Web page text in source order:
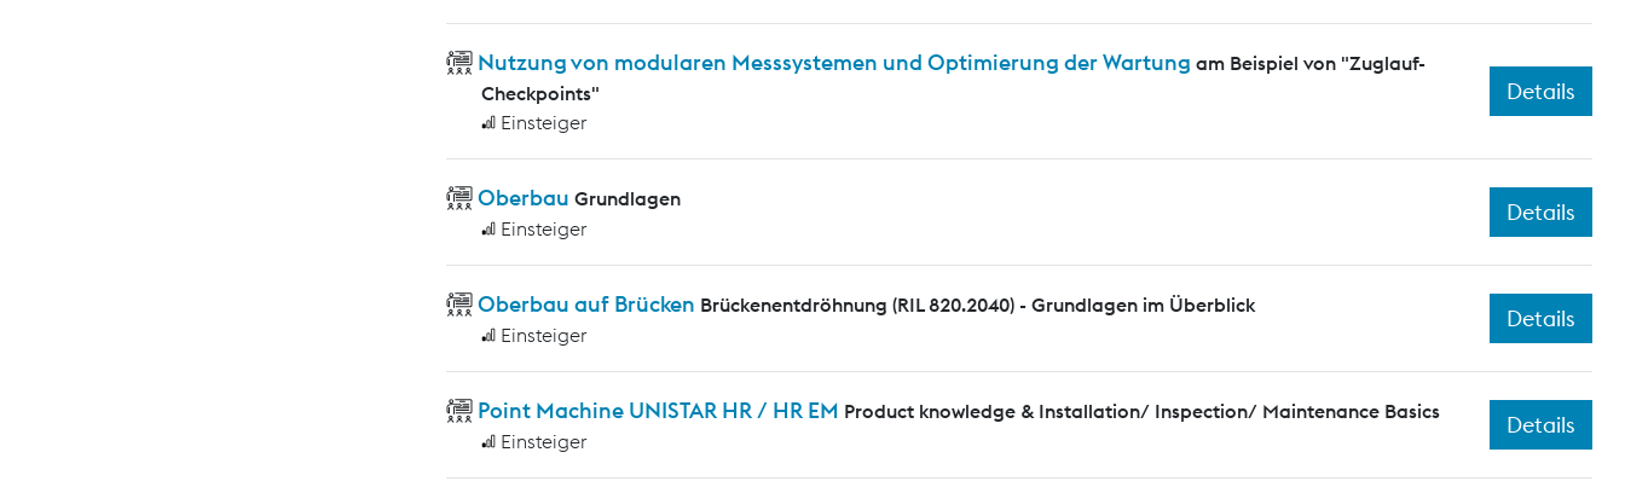
Nutzung von modularen Messsystemen und Optimierung der Wartung am Beispiel von "Zuglauf-
Checkpoints"
Einsteiger
Details
Oberbau Grundlagen
Einsteiger
Details
Oberbau auf Brücken Brückenentdröhnung (RIL 820.2040) - Grundlagen im Überblick
Einsteiger
Details
Point Machine UNISTAR HR / HR EM Product knowledge & Installation/ Inspection/ Maintenance Basics
Einsteiger
Details